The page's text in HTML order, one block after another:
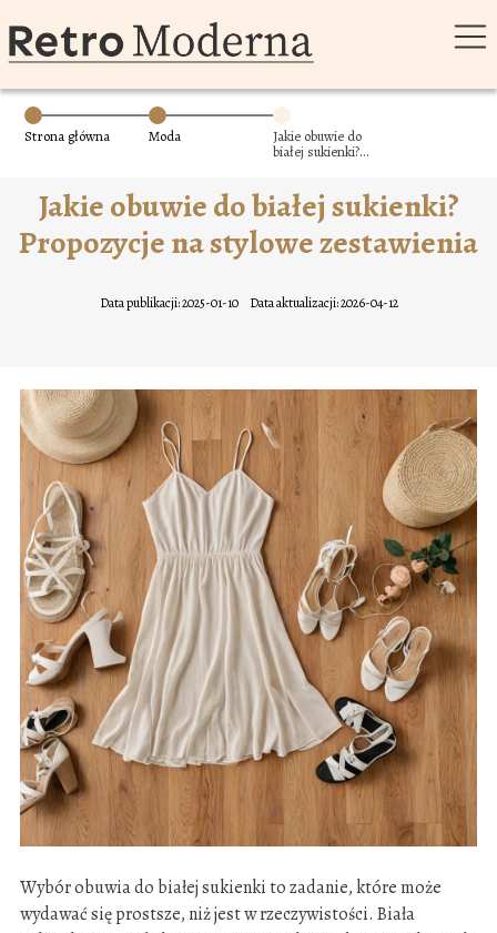
Strona główna Moda
Jakie obuwie do
białej sukienki?
zestawienia
Jakie obuwie do białej sukienki?
Propozycje na stylowe zestawienia
Data publikacji: 2025-01-10 Data aktualizacji: 2026-04-12
Wybór obuwia do białej sukienki to zadanie, które może
wydawać się prostsze, niż jest w rzeczywistości. Biała